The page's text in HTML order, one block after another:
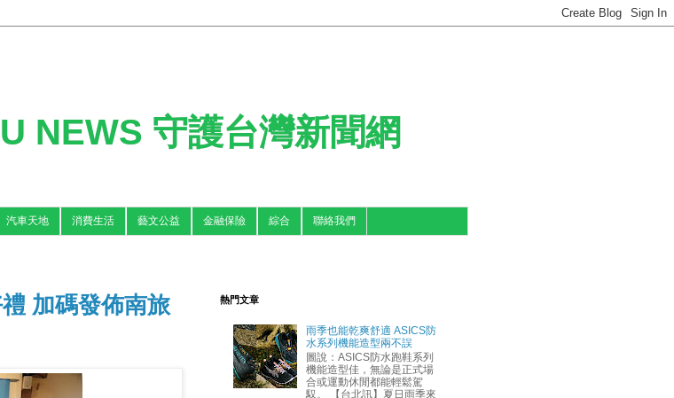
NEWS 守護台灣新聞網
汽車天地 消費生活 藝文公益 金融保險 綜合 聯絡我們
加碼發佈南旅
熱門文章
雨季也能乾爽舒適 ASICS防
水系列機能造型兩不誤
圖說：ASICS防水跑鞋系列
機能造型佳，無論是正式場
合或運動休閒都能輕鬆駕
馭。 【台北訊】夏日雨季來